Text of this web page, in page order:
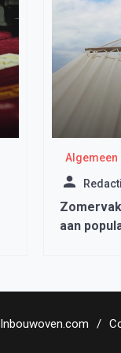
Algemeen
aan
Inbouwoven.com